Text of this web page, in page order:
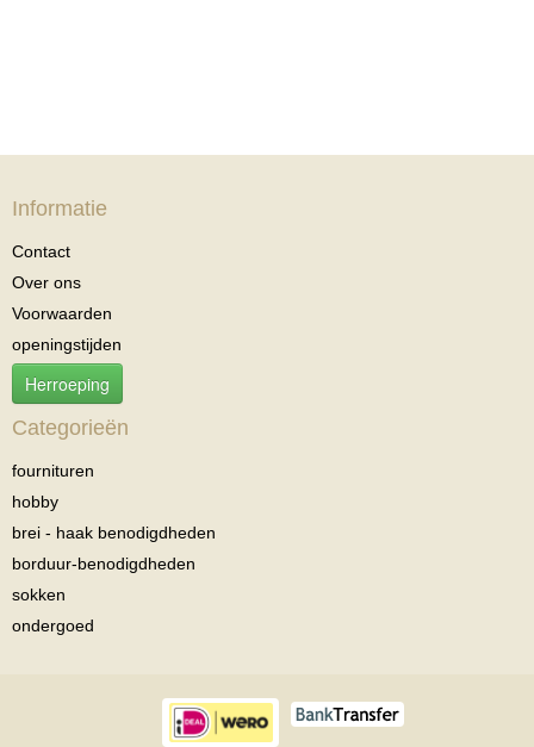
Informatie
Contact
Over ons
Voorwaarden
openingstijden
Herroeping
Categorieën
fournituren
hobby
brei - haak benodigdheden
borduur-benodigdheden
sokken
ondergoed